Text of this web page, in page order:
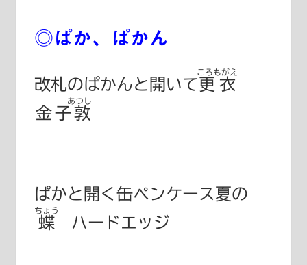
◎ぱか、ぱかん
改札のぱかんと開いて更衣
ころもがえ
金子敦
あつし
ぱかと開く缶ペンケース夏の
蝶
ちょう
ハードエッジ